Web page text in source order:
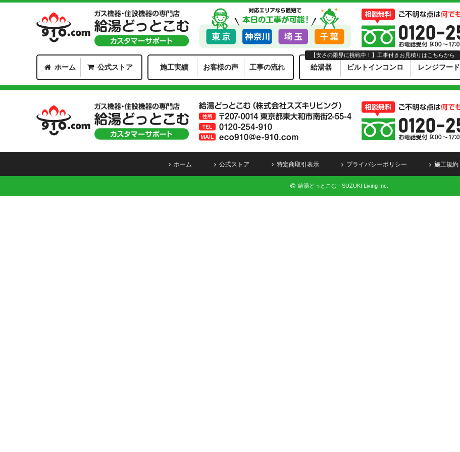
ホーム 公式ストア 施工実績 お客様の声 工事の流れ 給湯器 ビルトインコンロ レンジフード
【安さの限界に挑戦中！】工事付きお見積りはこちらから
ホーム 公式ストア 特定商取引表示 プライバシーポリシー 施工規約
給湯どっとこむ - SUZUKI Living Inc.